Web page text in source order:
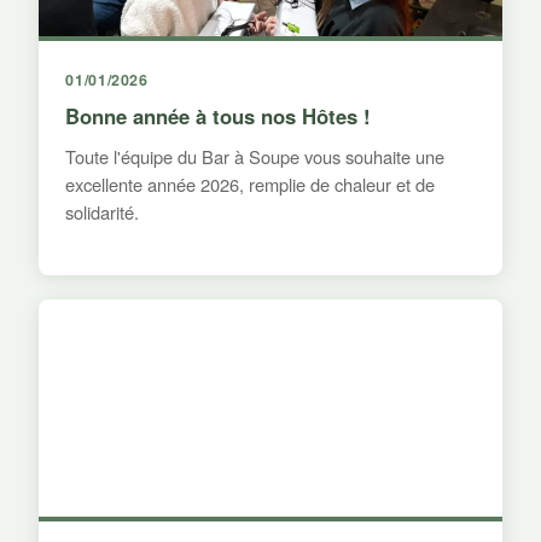
01/01/2026
Bonne année à tous nos Hôtes !
Toute l'équipe du Bar à Soupe vous souhaite une
excellente année 2026, remplie de chaleur et de
solidarité.